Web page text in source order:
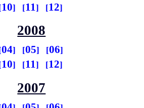
10 11 12
2008
04 05
06
10 11 12
2007